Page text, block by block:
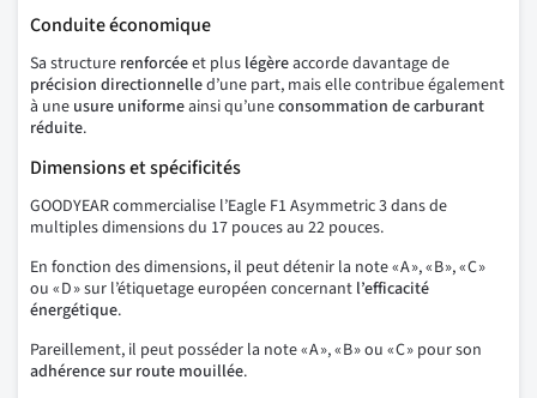
Conduite économique
Sa structure renforcéeet plus légèreaccorde davantage de
précision directionnelled’une part, mais elle contribue également
à une usure uniformeainsi qu’uneconsommation de carburant
réduite.
Dimensions et spécificités
GOODYEAR commercialise l’Eagle F1 Asymmetric 3 dans de
multiples dimensions du 17 pouces au 22 pouces.
En fonction des dimensions, il peut détenir la note « A », « B », « C »
ou « D » sur l’étiquetage européen concernant l’efficacité
énergétique.
Pareillement, il peut posséder la note « A », « B » ou « C » pour son
adhérence sur route mouillée.